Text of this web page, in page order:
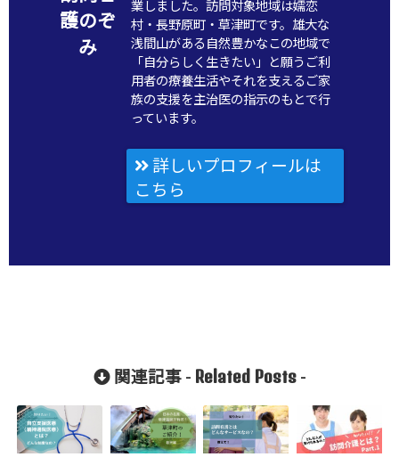
護のぞ
み
業しました。訪問対象地域は嬬恋
村・長野原町・草津町です。雄大な
浅間山がある自然豊かなこの地域で
「自分らしく生きたい」と願うご利
用者の療養生活やそれを支えるご家
族の支援を主治医の指示のもとで行
っています。
詳しいプロフィールは
こちら
関連記事 - Related Posts-